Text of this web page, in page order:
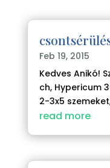
Feb 19, 2015
Kedves Anikó!
ch, Hypericum
2-3x5
read more